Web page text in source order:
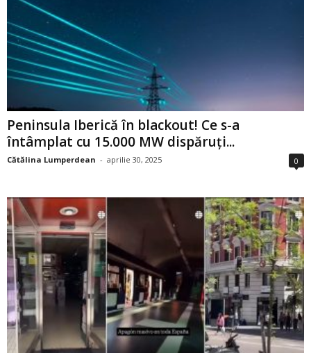
Peninsula Iberică în blackout! Ce s-a
întâmplat cu 15.000 MW dispăruți...
Cătălina Lumperdean - aprilie 30, 2025 0